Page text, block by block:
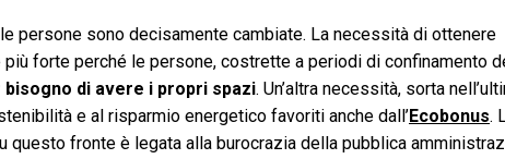
persone sono decisamente cambiate. La necessità di ottenere
forte perché le persone, costrette a periodi di confinamento
di avere i propri spazi. Un’altra necessità, sorta
e al risparmio energetico favoriti anche dall’Ecobonus.
questo fronte è legata alla burocrazia della pubblica